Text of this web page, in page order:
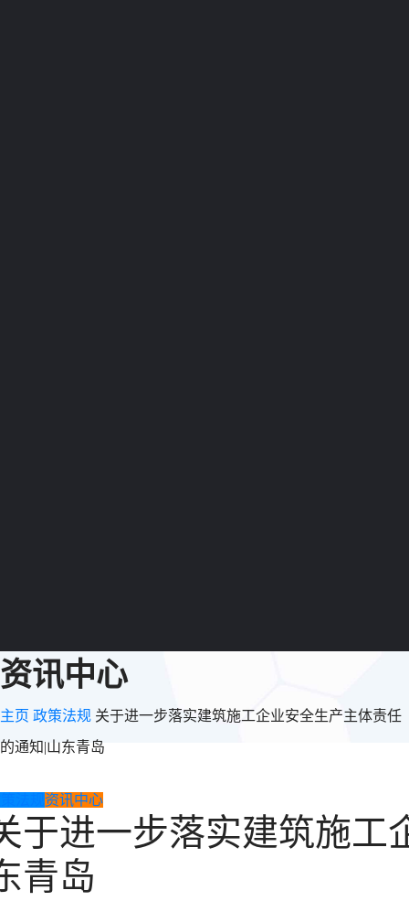
资讯中心
主页 政策法规 关于进一步落实建筑施工企业安全生产主体责任
的通知|山东青岛
资讯中心
于进一步落实建筑施工
青岛